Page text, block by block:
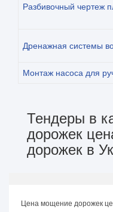
Разбивочный чертеж
Дренажная системы
Монтаж насоса для
Тендеры в
дорожек
дорожек в
Цена мощение дорожек